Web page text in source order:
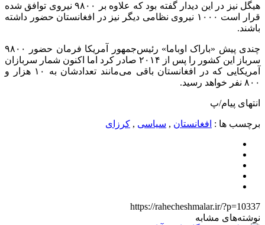
هیگل نیز در این دیدار گفته بود که علاوه بر ۹۸۰۰ نیروی توافق شده
قرار است ۱۰۰۰ نیروی نظامی دیگر نیز در افغانستان حضور داشته
باشند.
چندی پیش «باراک اوباما» رئیس‌جمهور آمریکا فرمان حضور ۹۸۰۰
سرباز این کشور را پس از ۲۰۱۴ صادر کرد اما اکنون شمار سربازان
آمریکایی که در افغانستان باقی می‌مانند تعدادشان به ۱۰ هزار و
۸۰۰ نفر خواهد رسید.
انتهای پیام/پ
برچسب ها : افغانستان , سیاسی , کرزای
https://rahecheshmalar.ir/?p=10337
نوشته‌های مشابه